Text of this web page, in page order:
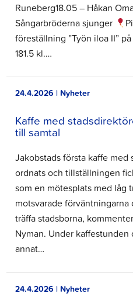
Runeberg18.05 – Håkan
Sångarbröderna sjunger
föreställning ”Työn iloa II”
181.5 kl.…
24.4.2026 | Nyheter
Kaffe med
till samtal
Jakobstads första kaffe med
ordnats och tillställningen
som en mötesplats med låg
motsvarade
träffa stadsborna,
Nyman. Under kaffestunden
annat…
24.4.2026 | Nyheter